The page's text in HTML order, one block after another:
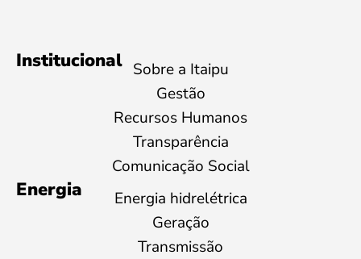
Institucional Sobre a Itaipu
Gestão
Recursos Humanos
Transparência
Comunicação Social
Energia
Energia hidrelétrica
Geração
Transmissão